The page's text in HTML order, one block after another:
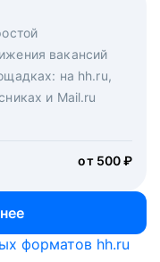
вакансий
на hh.ru,
и Mail.ru
от 500 ₽
главной странице
сколько
дело возьмутся
менеджеры
форматов hh.ru